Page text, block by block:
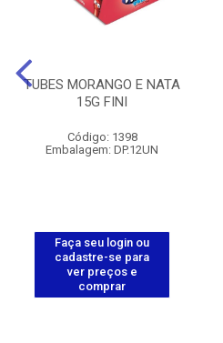
TUBES MORANGO E NATA
15G FINI
Código: 1398
Embalagem: DP.12UN
Faça seu login ou
cadastre-se para
ver preços e
comprar